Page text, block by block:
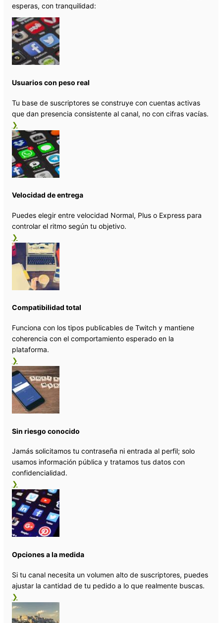
esperas, con tranquilidad:
Usuarios con peso real
Tu base de suscriptores se construye con cuentas activas
que dan presencia consistente al canal, no con cifras vacías.
❯
Velocidad de entrega
Puedes elegir entre velocidad Normal, Plus o Express para
controlar el ritmo según tu objetivo.
❯
Compatibilidad total
Funciona con los tipos publicables de Twitch y mantiene
coherencia con el comportamiento esperado en la
plataforma.
❯
Sin riesgo conocido
Jamás solicitamos tu contraseña ni entrada al perfil; solo
usamos información pública y tratamos tus datos con
confidencialidad.
❯
Opciones a la medida
Si tu canal necesita un volumen alto de suscriptores, puedes
ajustar la cantidad de tu pedido a lo que realmente buscas.
❯